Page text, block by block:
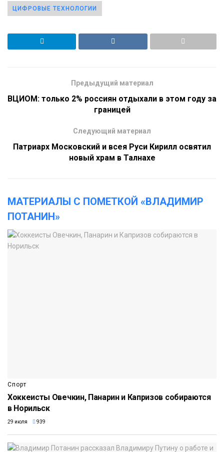
ЦИФРОВЫЕ ТЕХНОЛОГИИ
Предыдущий материал
ВЦИОМ: только 2% россиян отдыхали в этом году за
границей
Следующий материал
Патриарх Московский и всея Руси Кирилл освятил
новый храм в Талнахе
МАТЕРИАЛЫ С ПОМЕТКОЙ «ВЛАДИМИР
ПОТАНИН»
Спорт
Хоккеисты Овечкин, Панарин и Капризов собираются
в Норильск
29 июля 939